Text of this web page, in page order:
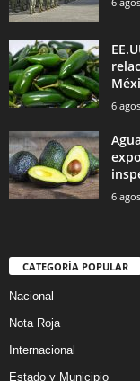
6
6
CATEGORÍA POPULAR
Nacional
Nota Roja
Internacional
Estado y Municipio